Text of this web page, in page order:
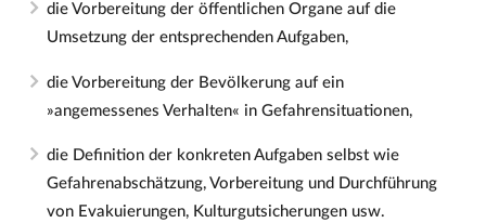
die Vorbereitung der öffentlichen Organe auf die
Umsetzung der entsprechenden Aufgaben,
die Vorbereitung der Bevölkerung auf ein
»angemessenes Verhalten« in Gefahrensituationen,
die Definition der konkreten Aufgaben selbst wie
Gefahrenabschätzung, Vorbereitung und Durchführung
von Evakuierungen, Kulturgutsicherungen usw.